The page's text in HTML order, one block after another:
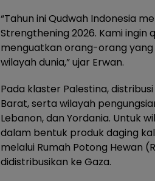
“Tahun ini Qudwah Indonesia
Strengthening 2026. Kami
menguatkan orang-orang
wilayah dunia,” ujar Erwan.
Pada klaster Palestina,
Barat, serta wilayah
Lebanon, dan Yordania. Untuk
dalam bentuk produk daging
melalui Rumah Potong Hewan
didistribusikan ke Gaza.